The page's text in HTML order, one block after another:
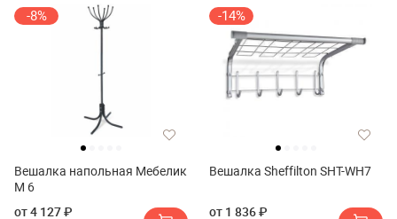
-8%
Вешалка напольная Мебелик
М 6
от 4 127 ₽
-14%
Вешалка Sheffilton SHT-WH7
от 1 836 ₽